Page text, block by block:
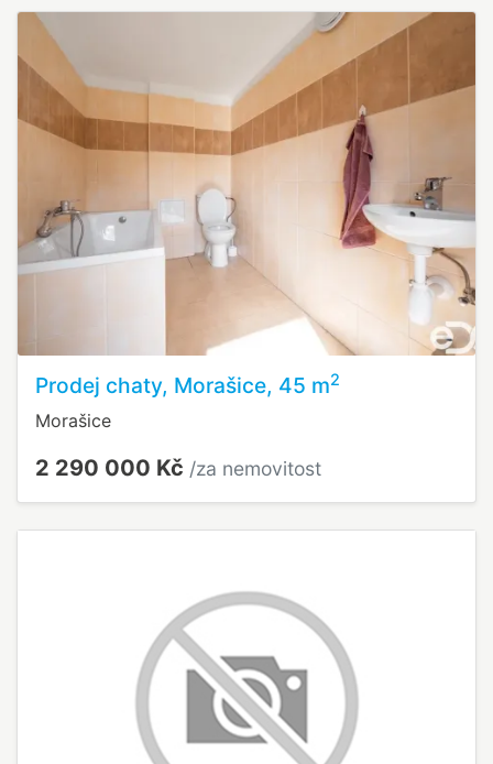
Prodej chaty, Morašice, 45 m2
Morašice
2 290 000 Kč /za nemovitost